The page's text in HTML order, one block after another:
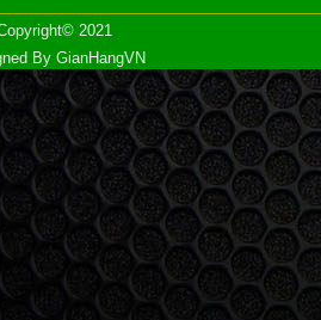
2021
By GianHangVN